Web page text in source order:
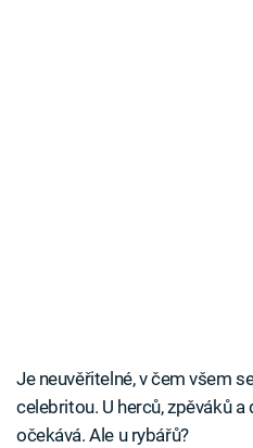
Je neuvěřitelné, v čem všem
celebritou. U herců, zpěváků
očekává. Ale u rybářů?